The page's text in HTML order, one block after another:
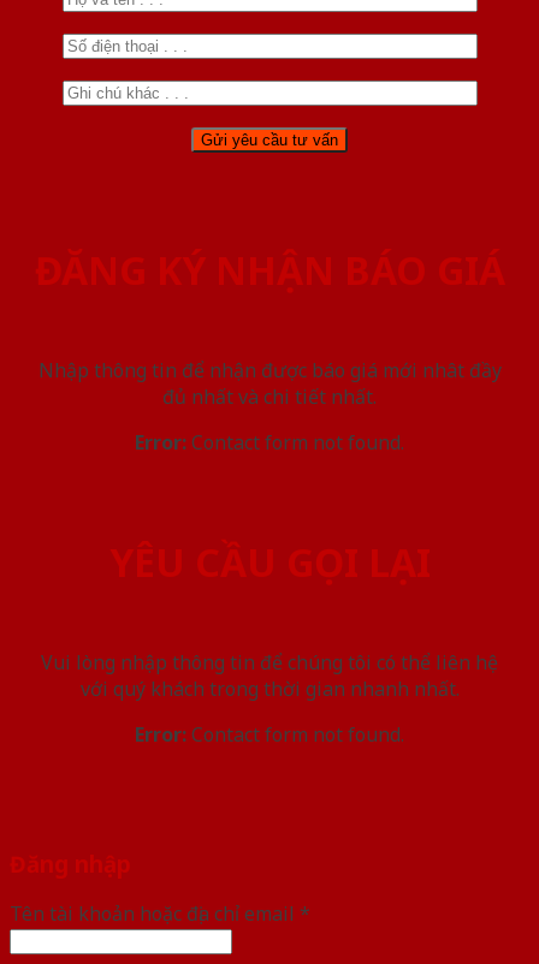
ĐĂNG KÝ NHẬN BÁO GIÁ
Nhập thông tin để nhận được báo giá mới nhât đầy
đủ nhất và chi tiết nhất.
Error:Contact form not found.
YÊU CẦU GỌI LẠI
Vui lòng nhập thông tin để chúng tôi có thể liên hệ
với quý khách trong thời gian nhanh nhất.
Error:Contact form not found.
Đăng nhập
Tên tài khoản hoặc địa chỉ email *